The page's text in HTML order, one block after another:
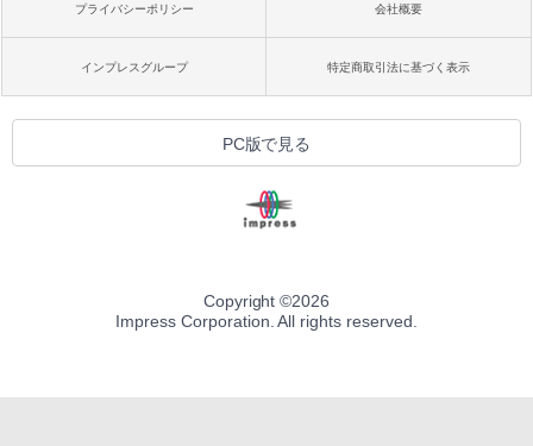
プライバシーポリシー 会社概要
インプレスグループ 特定商取引法に基づく表示
PC版で見る
Copyright ©2026
Impress Corporation. All rights reserved.